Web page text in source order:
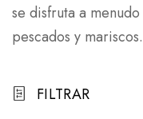
se disfruta a
pescados y mariscos.
FILTRAR